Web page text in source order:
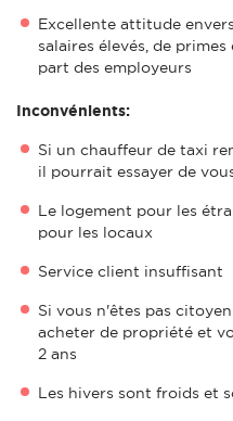
Excellente attitude
salaires élevés, de
part des employeurs
Inconvénients:
Si un chauffeur de taxi
il pourrait essayer de
Le logement pour les
pour les locaux
Service client insuffisant
Si vous n'êtes pas
acheter de propriété et
2 ans
Les hivers sont froids et